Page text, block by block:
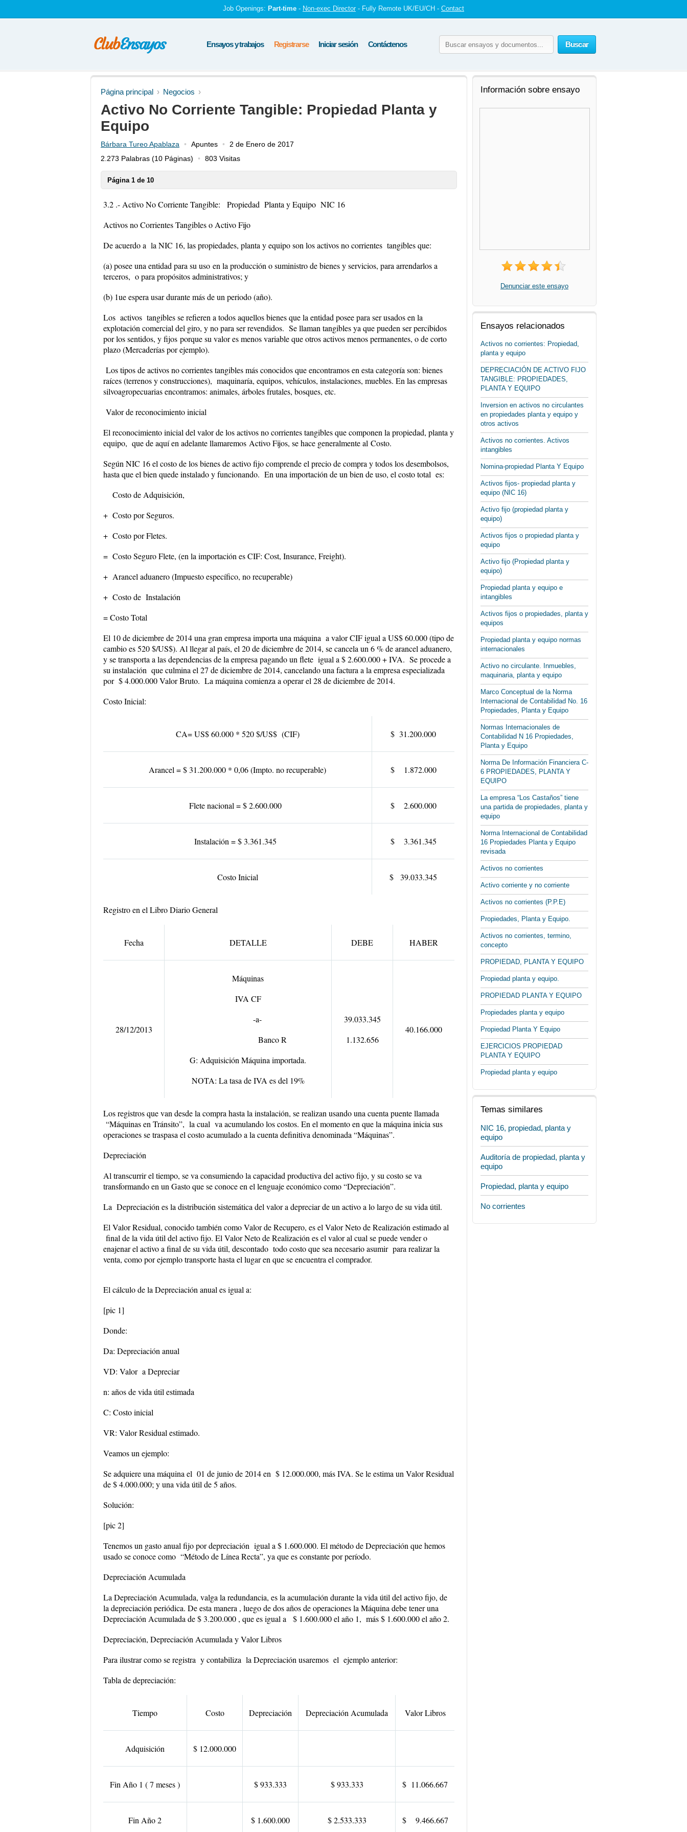
Job Openings: Part-time - Non-exec Director - Fully Remote UK/EU/CH - Contact
Buscar
Ensayos y trabajos Registrarse Iniciar sesión Contáctenos
Página principal Negocios
Activo No Corriente Tangible: Propiedad Planta y
Equipo
Bárbara Tureo Apablaza Apuntes
2 de Enero de 2017
2.273 Palabras (10 Páginas) 803 Visitas
Página 1 de 10
3.2 .- Activo No Corriente Tangible: Propiedad Planta y Equipo NIC 16
Activos no Corrientes Tangibles o Activo Fijo
De acuerdo a la NIC 16, las propiedades, planta y equipo son los activos no corrientes tangibles que:
(a) posee una entidad para su uso en la producción o suministro de bienes y servicios, para arrendarlos a
terceros, o para propósitos administrativos; y
(b) 1ue espera usar durante más de un periodo (año).
Los activos tangibles se refieren a todos aquellos bienes que la entidad posee para ser usados en la
explotación comercial del giro, y no para ser revendidos. Se llaman tangiblesya que pueden ser percibidos
por los sentidos, yfijos porque su valor es menos variable que otros activos menos permanentes, o de corto
plazo (Mercaderías por ejemplo).
Los tipos de activos no corrientes tangibles más conocidos que encontramos en esta categoría son: bienes
raíces (terrenos y construcciones), maquinaría, equipos, vehículos, instalaciones, muebles. En las empresas
silvoagropecuarias encontramos: animales, árboles frutales, bosques, etc.
Valor de reconocimiento inicial
El reconocimiento inicial del valor de los activos no corrientes tangibles que componen la propiedad, planta y
equipo, que de aquí en adelante llamaremos Activo Fijos, se hace generalmente al Costo.
Según NIC 16el costo de los bienes de activo fijo comprende el precio de compra y todos los desembolsos,
hasta que el bien quede instalado y funcionando. En una importación de un bien de uso, el costo total es:
Costo de Adquisición,
+ Costo por Seguros.
+ Costo por Fletes.
= Costo Seguro Flete, (en la importación esCIF: Cost, Insurance, Freight).
+ Arancel aduanero (Impuesto específico, no recuperable)
+ Costo de Instalación
=Costo Total
El 10 de diciembre de 2014 una gran empresa importa una máquina a valor CIF igual a US$ 60.000 (tipo de
cambio es 520 $/US$). Al llegar al país, el 20 de diciembre de 2014, se cancela un 6 % de arancel aduanero,
y se transporta a las dependencias de la empresa pagando un flete igual a $ 2.600.000 + IVA. Se procede a
su instalación que culmina el 27 de diciembre de 2014, cancelando una factura a la empresa especializada
por $ 4.000.000 Valor Bruto. La máquina comienza a operar el 28 de diciembre de 2014.
Costo Inicial:
CA= US$ 60.000 * 520 $/US$ (CIF) $ 31.200.000
Arancel = $ 31.200.000 * 0,06 (Impto. no recuperable) $ 1.872.000
Flete nacional = $ 2.600.000 $ 2.600.000
Instalación = $ 3.361.345 $ 3.361.345
Costo Inicial $ 39.033.345
Registro en el Libro Diario General
Fecha DETALLE DEBE HABER
28/12/2013
Máquinas
IVA CF
-a-
Banco R
G: Adquisición Máquina importada.
NOTA: La tasa de IVA es del 19%
39.033.345
1.132.656
40.166.000
Los registros que van desde la compra hasta la instalación, se realizan usando una cuenta puente llamada
“Máquinas en Tránsito”, la cual va acumulando los costos. En el momento en que la máquina inicia sus
operaciones se traspasa el costo acumulado a la cuenta definitiva denominada “Máquinas”.
Depreciación
Al transcurrir el tiempo, se va consumiendo la capacidad productiva del activo fijo, y su costo se va
transformando en un Gastoque se conoce en el lenguaje económico como“Depreciación”.
La Depreciación es la distribución sistemática del valor a depreciar de un activo a lo largo de su vida útil.
El Valor Residual, conocido también como Valor de Recupero, es el Valor Neto de Realización estimado al
final de la vida útil del activo fijo. El Valor Neto de Realización es el valor al cual se puede vender o
enajenar el activo a final de su vida útil, descontado todo costo que sea necesario asumir para realizar la
venta, como por ejemplo transporte hasta el lugar en que se encuentra el comprador.
El cálculo de la Depreciación anual es igual a:
[pic 1]
Donde:
Da: Depreciación anual
VD: Valor a Depreciar
n: años de vida útil estimada
C: Costo inicial
VR: Valor Residual estimado.
Veamos un ejemplo:
Se adquiere una máquina el 01 de junio de 2014 en $ 12.000.000, más IVA. Se le estima un Valor Residual
de $ 4.000.000; y una vida útil de 5 años.
Solución:
[pic 2]
Tenemos un gasto anual fijo por depreciación igual a $ 1.600.000. El método de Depreciación que hemos
usado se conoce como “Método de Línea Recta”, ya que es constante por período.
Depreciación Acumulada
La Depreciación Acumulada, valga la redundancia, es la acumulación durante la vida útil del activo fijo, de
la depreciación periódica. De esta manera , luego de dos años de operaciones la Máquina debe tener una
Depreciación Acumulada de $ 3.200.000 , que es igual a $ 1.600.000 el año 1, más $ 1.600.000 el año 2.
Depreciación, Depreciación Acumulada y Valor Libros
Para ilustrar como se registra y contabiliza la Depreciación usaremos el ejemplo anterior:
Tabla de depreciación:
Tiempo Costo Depreciación Depreciación Acumulada Valor Libros
Adquisición $ 12.000.000
Fin Año 1 ( 7 meses ) $ 933.333 $ 933.333 $ 11.066.667
Fin Año 2 $ 1.600.000 $ 2.533.333 $ 9.466.667
Información sobre ensayo
Denunciar este ensayo
Ensayos relacionados
Activos no corrientes: Propiedad,
planta y equipo
DEPRECIACIÓN DE ACTIVO FIJO
TANGIBLE: PROPIEDADES,
PLANTA Y EQUIPO
Inversion en activos no circulantes
en propiedades planta y equipo y
otros activos
Activos no corrientes. Activos
intangibles
Nomina-propiedad Planta Y Equipo
Activos fijos- propiedad planta y
equipo (NIC 16)
Activo fijo (propiedad planta y
equipo)
Activos fijos o propiedad planta y
equipo
Activo fijo (Propiedad planta y
equipo)
Propiedad planta y equipo e
intangibles
Activos fijos o propiedades, planta y
equipos
Propiedad planta y equipo normas
internacionales
Activo no circulante. Inmuebles,
maquinaria, planta y equipo
Marco Conceptual de la Norma
Internacional de Contabilidad No. 16
Propiedades, Planta y Equipo
Normas Internacionales de
Contabilidad N 16 Propiedades,
Planta y Equipo
Norma De Información Financiera C-
6 PROPIEDADES, PLANTA Y
EQUIPO
La empresa “Los Castaños” tiene
una partida de propiedades, planta y
equipo
Norma Internacional de Contabilidad
16 Propiedades Planta y Equipo
revisada
Activos no corrientes
Activo corriente y no corriente
Activos no corrientes (P.P.E)
Propiedades, Planta y Equipo.
Activos no corrientes, termino,
concepto
PROPIEDAD, PLANTA Y EQUIPO
Propiedad planta y equipo.
PROPIEDAD PLANTA Y EQUIPO
Propiedades planta y equipo
Propiedad Planta Y Equipo
EJERCICIOS PROPIEDAD
PLANTA Y EQUIPO
Propiedad planta y equipo
Temas similares
NIC 16, propiedad, planta y
equipo
Auditoría de propiedad, planta y
equipo
Propiedad, planta y equipo
No corrientes